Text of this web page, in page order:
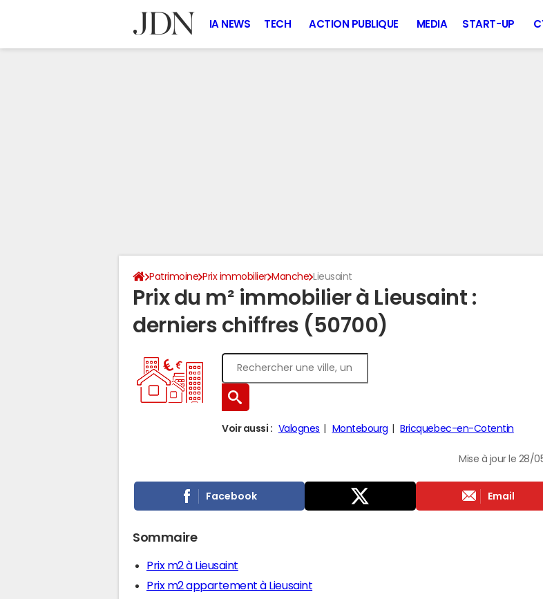
IA NEWS TECH ACTION PUBLIQUE MEDIA START-UP
Patrimoine Prix immobilier Manche Lieusaint
Prix du m² immobilier à Lieusaint :
derniers chiffres (50700)
Voir aussi : Valognes Montebourg Bricquebec-en-Cotentin
Mise à jour le 28/
Facebook Email
Sommaire
Prix m2 à Lieusaint
Prix m2 appartement à Lieusaint